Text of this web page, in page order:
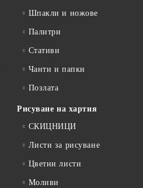
Шпакли и ножове
Палитри
Стативи
Чанти и папки
Позлата
Рисуване на хартия
СКИЦНИЦИ
Листи за рисуване
Цветни листи
Моливи